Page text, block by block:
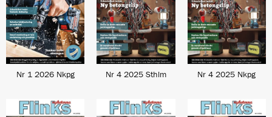
Nr 1 2026 Nkpg Nr 4 2025 Sthlm Nr 4 2025 Nkpg